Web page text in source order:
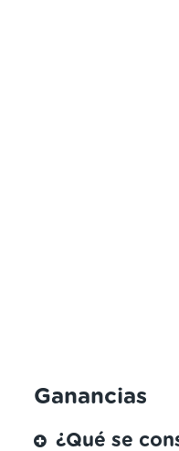
Ganancias
¿Qué se